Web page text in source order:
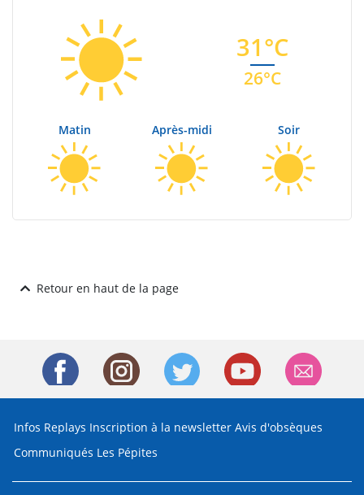
31°C
26°C
Matin Après-midi Soir
Retour en haut de la page
Infos Replays Inscription à la newsletter Avis d'obsèques
Communiqués Les Pépites